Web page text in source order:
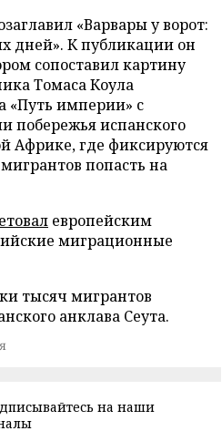
«Варвары у ворот:
дней». К публикации он
сопоставил картину
Томаса Коула
«Путь империи» с
побережья испанского
Африке, где фиксируются
попасть на
европейским
миграционные
тысяч мигрантов
анклава Сеута.
на наши